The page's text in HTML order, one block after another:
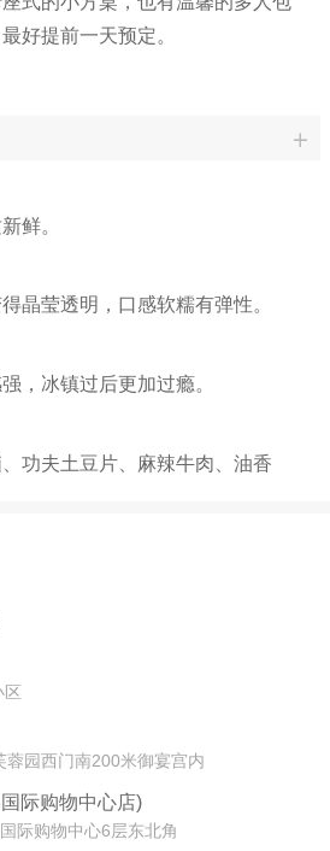
好提前一天预定。
鲜。
晶莹透明，口感软糯有弹性。
，冰镇过后更加过瘾。
功夫土豆片、麻辣牛肉、油香
区
园西门南200米御宴宫内
际购物中心店)
际购物中心6层东北角